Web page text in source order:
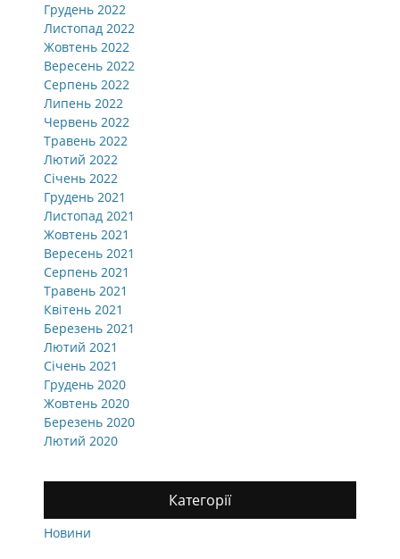
Грудень 2022
Листопад 2022
Жовтень 2022
Вересень 2022
Серпень 2022
Липень 2022
Червень 2022
Травень 2022
Лютий 2022
Січень 2022
Грудень 2021
Листопад 2021
Жовтень 2021
Вересень 2021
Серпень 2021
Травень 2021
Квітень 2021
Березень 2021
Лютий 2021
Січень 2021
Грудень 2020
Жовтень 2020
Березень 2020
Лютий 2020
Категорії
Новини